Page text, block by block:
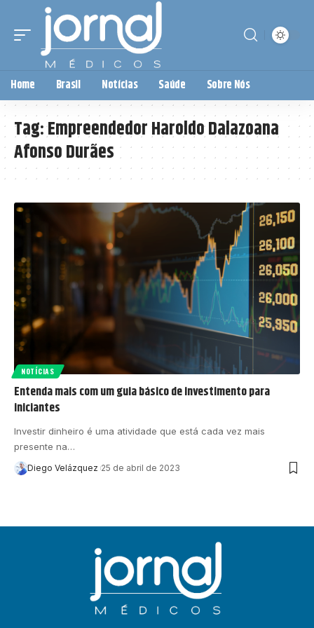
Home Brasil Notícias Saúde Sobre Nós
Tag:Empreendedor Haroldo Dalazoana
Afonso Durães
NOTÍCIAS
Entenda mais com um guia básico de investimento para
iniciantes
Investir dinheiro é uma atividade que está cada vez mais
presente na…
Diego Velázquez 25 de abril de 2023